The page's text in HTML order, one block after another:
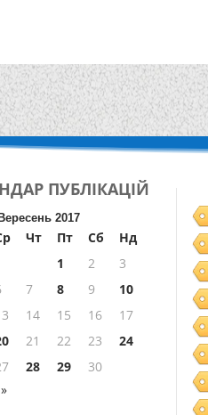
ПУБЛІКАЦІЙ
Вересень 2017
Чт Пт Сб
Нд
1
2
3
7 8 9
10
14 15 16
17
21 22 23
24
28 29
30